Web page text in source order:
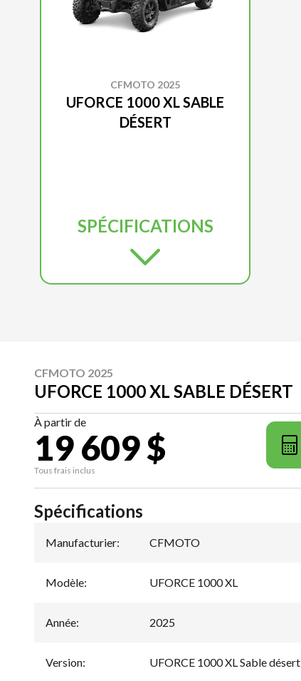
CFMOTO 2025
UFORCE 1000 XL SABLE
DÉSERT
SPÉCIFICATIONS
CFMOTO 2025
UFORCE 1000 XL SABLE DÉSERT
À partir de
19 609 $
Tous frais inclus
Spécifications
Manufacturier: CFMOTO
Modèle: UFORCE 1000 XL
Année: 2025
Version: UFORCE 1000 XL Sable désert